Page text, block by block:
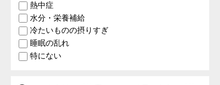
熱中症
水分・栄養補給
冷たいものの摂りすぎ
睡眠の乱れ
特にない